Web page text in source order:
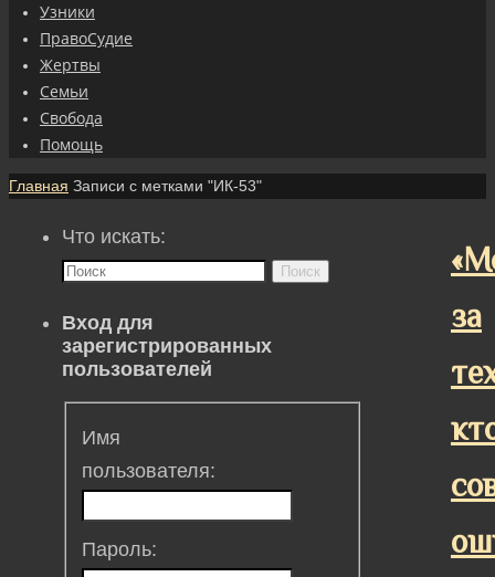
Узники
ПравоСудие
Жертвы
Семьи
Свобода
Помощь
Главная Записи с метками "ИК-53"
за
Что искать:
Поиск
Вход для
зарегистрированных
пользователей
Имя
пользователя:
Пароль: